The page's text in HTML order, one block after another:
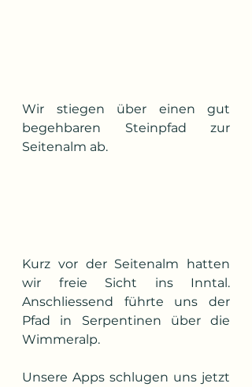
Wir stiegen über einen gut
begehbaren Steinpfad zur
Seitenalm ab.
Kurz vor der Seitenalm hatten
wir freie Sicht ins Inntal.
Anschliessend führte uns der
Pfad in Serpentinen über die
Wimmeralp.
Unsere Apps schlugen uns jetzt